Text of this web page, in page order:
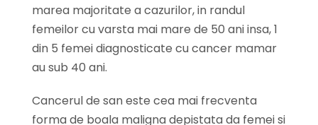
marea majoritate a cazurilor, in randul
femeilor cu varsta mai mare de 50 ani insa, 1
din 5 femei diagnosticate cu cancer mamar
au sub 40 ani.
Cancerul de san este cea mai frecventa
forma de boala maligna depistata da femei si